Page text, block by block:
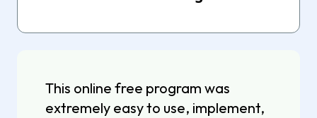
This online free program was
extremely easy to use, implement,